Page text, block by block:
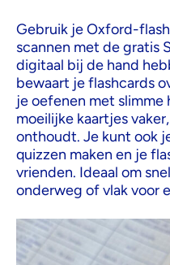
Gebruik je Oxford-
scannen met de gratis
digitaal bij de hand
bewaart je flashcards
je oefenen met slimme
moeilijke kaartjes
onthoudt. Je kunt ook
quizzen maken en je
vrienden. Ideaal om
onderweg of vlak voor